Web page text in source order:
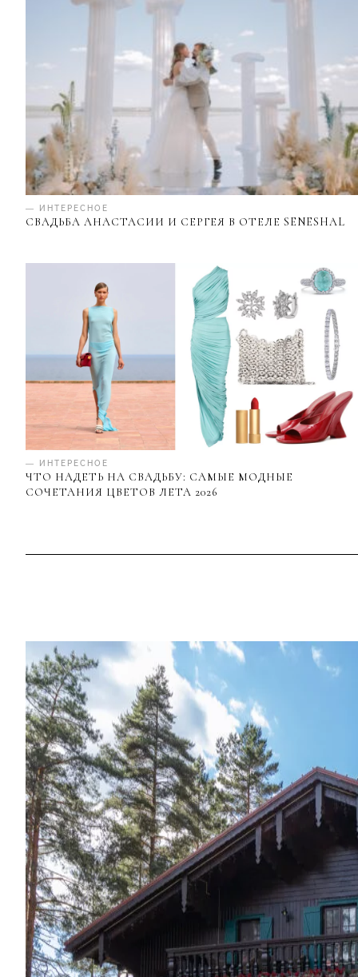
— ИНТЕРЕСНОЕ
СВАДЬБА АНАСТАСИИ И СЕРГЕЯ В ОТЕЛЕ SENESHAL
— ИНТЕРЕСНОЕ
ЧТО НАДЕТЬ НА СВАДЬБУ: САМЫЕ МОДНЫЕ
СОЧЕТАНИЯ ЦВЕТОВ ЛЕТА 2026